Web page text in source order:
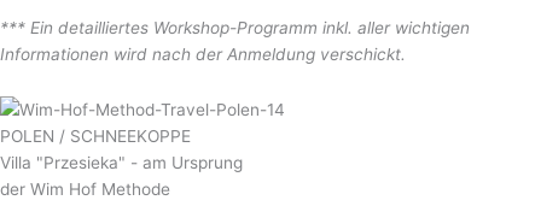
*** Ein detailliertes Workshop-Programm inkl. aller wichtigen
Informationen wird nach der Anmeldung verschickt.
POLEN / SCHNEEKOPPE
Villa "Przesieka" - am Ursprung
der Wim Hof Methode